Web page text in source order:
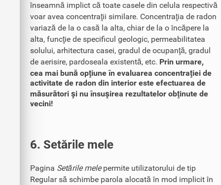
înseamnă implict că toate casele din celula respectivă
voar avea concentraţii similare. Concentraţia de radon
variază de la o casă la alta, chiar de la o încăpere la
alta, funcţie de specificul geologic, permeabilitatea
solului, arhitectura casei, gradul de ocupanţă, gradul
de aerisire, pardoseala existentă, etc. Prin urmare,
cea mai bună opţiune în evaluarea concentraţiei de
activitate de radon din interior este efectuarea de
măsurători şi nu însuşirea rezultatelor obţinute de
vecini!
6. Setările mele
Pagina Setările melepermite utilizatorului de tip
Regular să schimbe parola alocată în mod implicit în